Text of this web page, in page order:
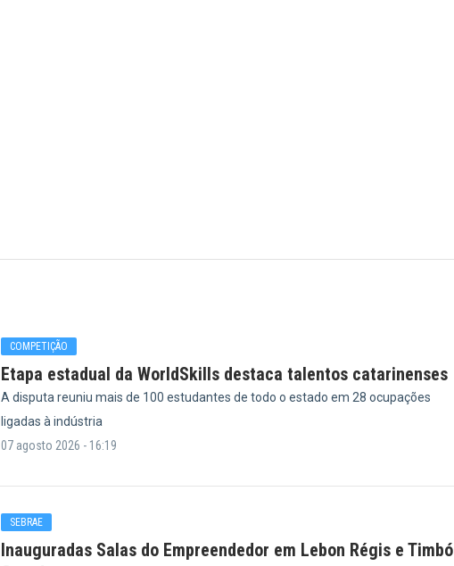
COMPETIÇÃO
Etapa estadual da WorldSkills destaca talentos catarinenses
A disputa reuniu mais de 100 estudantes de todo o estado em 28 ocupações
ligadas à indústria
07 agosto 2026 - 16:19
SEBRAE
Inauguradas Salas do Empreendedor em Lebon Régis e Timbó